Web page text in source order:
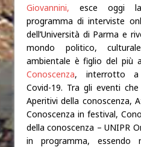
Giovannini, esce oggi
programma di interviste
dell’Università di Parma e
mondo politico,
ambientale è figlio del più
Conoscenza, interrotto a
Covid-19. Tra gli eventi
Aperitivi della conoscenza,
Conoscenza in festival,
della conoscenza – UNIPR
in programma,